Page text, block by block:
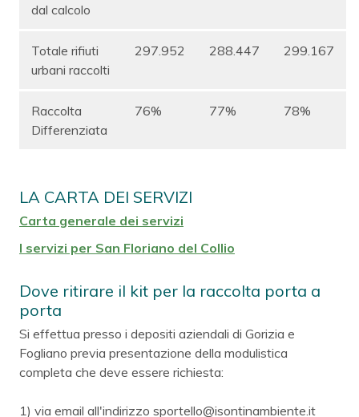
dal calcolo
Totale rifiuti
urbani raccolti
297.952 288.447 299.167
Raccolta
Differenziata
76% 77% 78%
LA CARTA DEI SERVIZI
Carta generale dei servizi
I servizi per San Floriano del Collio
Dove ritirare il kit per la raccolta porta a
porta
Si effettua presso i depositi aziendali di Gorizia e
Fogliano previa presentazione della modulistica
completa che deve essere richiesta:
1) via email all'indirizzo sportello@isontinambiente.it